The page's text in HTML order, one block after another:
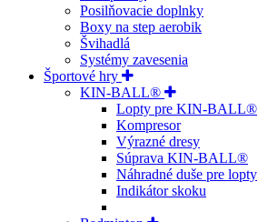
Posilňovacie doplnky
Boxy na step aerobik
Švihadlá
Systémy zavesenia
Športové hry
KIN-BALL®
Lopty pre KIN-BALL®
Kompresor
Výrazné dresy
Súprava KIN-BALL®
Náhradné duše pre lopty
Indikátor skoku